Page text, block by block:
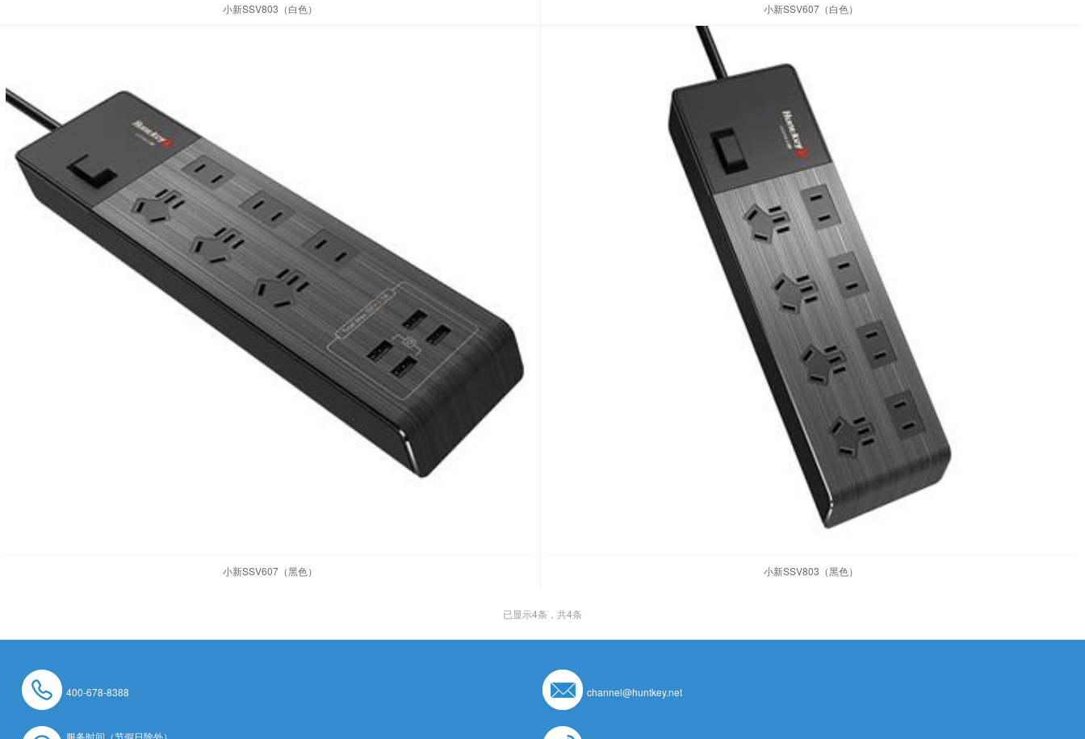
小新SSV803（白色） 小新SSV607（白色）
小新SSV607（黑色） 小新SSV803（黑色）
已显示4条，共4条
400-678-8388 channel@huntkey.net
服务时间（节假日除外）